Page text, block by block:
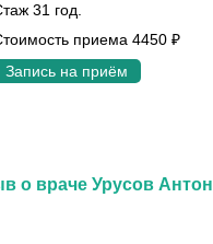
31 год.
приема 4450 ₽
Запись на приём
о враче Урусов Антон